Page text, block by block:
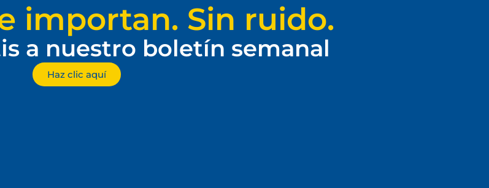
importan. Sin ruido.
a nuestro boletín semanal
Haz clic aquí